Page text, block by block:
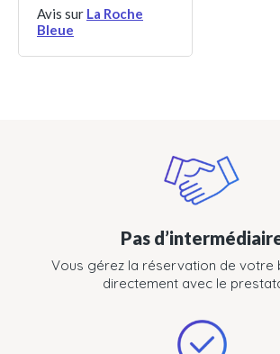
Avis sur La Roche
Bleue
Pas
Vous gérez la réservation de votre
directement avec le